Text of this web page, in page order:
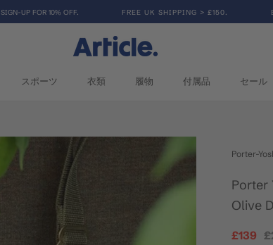
SIGN-UP FOR 10% OFF. FREE UK SHIPPING > £150.
スポーツ
衣類
履物
付属品
セール
Porter-
Porter
Olive
£139